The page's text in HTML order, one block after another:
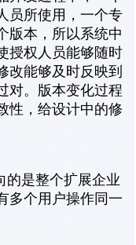
员所使用，一个专
版本，所以系统中
授权人员能够随时
改能够及时反映到
对。版本变化过程
性，给设计中的修
的是整个扩展企业
多个用户操作同一